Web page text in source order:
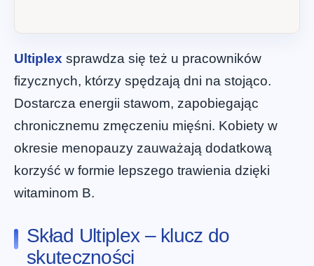
Ultiplex sprawdza się też u pracowników
fizycznych, którzy spędzają dni na stojąco.
Dostarcza energii stawom, zapobiegając
chronicznemu zmęczeniu mięśni. Kobiety w
okresie menopauzy zauważają dodatkową
korzyść w formie lepszego trawienia dzięki
witaminom B.
Skład Ultiplex – klucz do
skuteczności